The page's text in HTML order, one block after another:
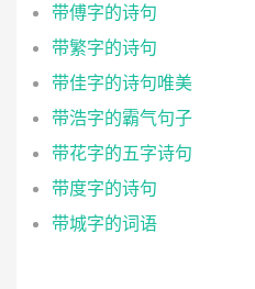
带傅字的诗句
带繁字的诗句
带佳字的诗句唯美
带浩字的霸气句子
带花字的五字诗句
带度字的诗句
带城字的词语